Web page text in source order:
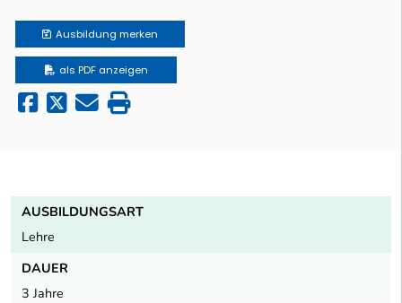
Ausbildung merken
als PDF anzeigen
AUSBILDUNGSART
Lehre
DAUER
3 Jahre